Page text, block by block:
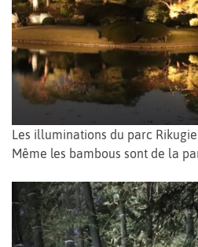
Les illuminations du parc
Même les bambous sont de la